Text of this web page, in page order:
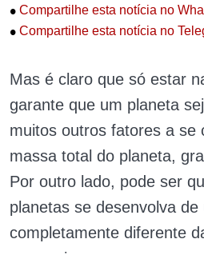
• Compartilhe esta notícia no
• Compartilhe esta notícia no
Mas é claro que só estar
garante que um planeta
muitos outros fatores a se
massa total do planeta,
Por outro lado, pode ser
planetas se desenvolva
completamente diferente